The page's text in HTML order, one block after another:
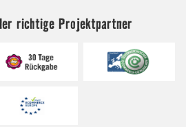
richtige Projektpartner